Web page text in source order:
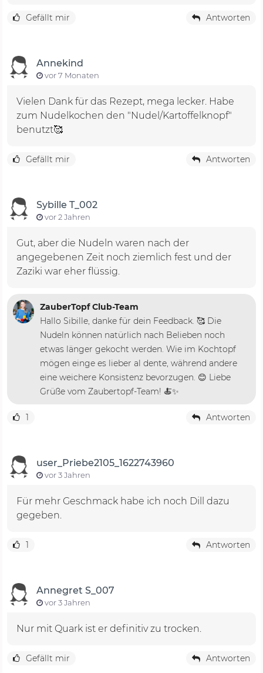
Gefällt mir Antworten
Annekind
vor 7 Monaten
Vielen Dank für das Rezept, mega lecker. Habe
zum Nudelkochen den "Nudel/Kartoffelknopf"
benutzt🥰
Gefällt mir Antworten
Sybille T_002
vor 2 Jahren
Gut, aber die Nudeln waren nach der
angegebenen Zeit noch ziemlich fest und der
Zaziki war eher flüssig.
ZauberTopf Club-Team
Hallo Sibille, danke für dein Feedback. 🥰 Die
Nudeln können natürlich nach Belieben noch
etwas länger gekocht werden. Wie im Kochtopf
mögen einge es lieber al dente, während andere
eine weichere Konsistenz bevorzugen. 😊 Liebe
Grüße vom Zaubertopf-Team! 🍝✨
1 Antworten
user_Priebe2105_1622743960
vor 3 Jahren
Für mehr Geschmack habe ich noch Dill dazu
gegeben.
1 Antworten
Annegret S_007
vor 3 Jahren
Nur mit Quark ist er definitiv zu trocken.
Gefällt mir Antworten